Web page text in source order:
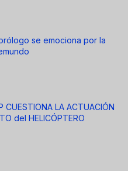
se emociona por la
CUESTIONA LA ACTUACIÓN
del HELICÓPTERO